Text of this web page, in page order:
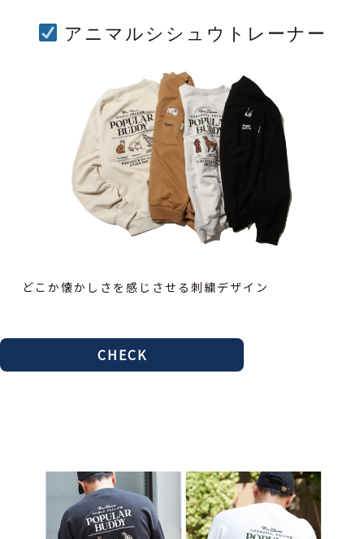
アニマルシシュウトレーナー
どこか懐かしさを感じさせる刺繍デザイン
CHECK